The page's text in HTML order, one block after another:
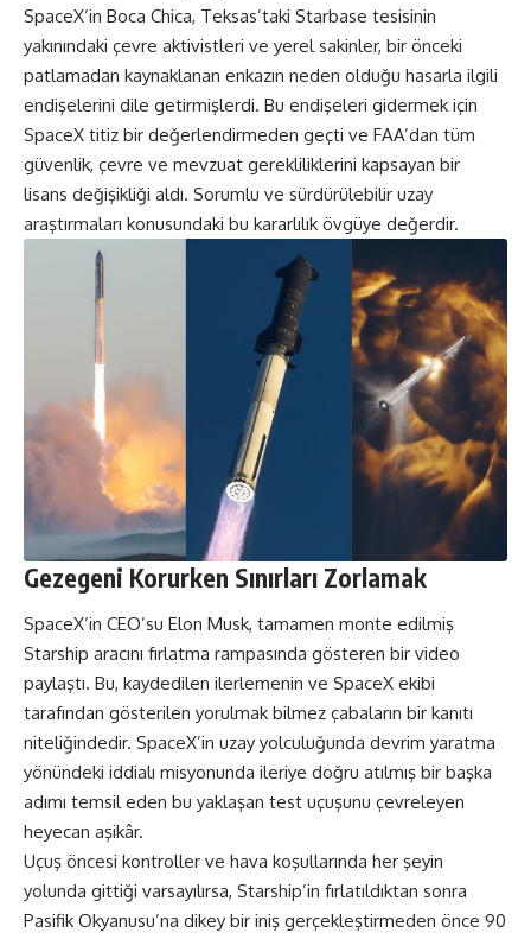
SpaceX’in Boca Chica, Teksas’taki Starbase tesisinin
yakınındaki çevre aktivistleri ve yerel sakinler, bir önceki
patlamadan kaynaklanan enkazın neden olduğu hasarla ilgili
endişelerini dile getirmişlerdi. Bu endişeleri gidermek için
SpaceX titiz bir değerlendirmeden geçti ve FAA’dan tüm
güvenlik, çevre ve mevzuat gerekliliklerini kapsayan bir
lisans değişikliği aldı. Sorumlu ve sürdürülebilir uzay
araştırmaları konusundaki bu kararlılık övgüye değerdir.
Gezegeni Korurken Sınırları Zorlamak
SpaceX’in CEO’su Elon Musk, tamamen monte edilmiş
Starship aracını fırlatma rampasında gösteren bir video
paylaştı. Bu, kaydedilen ilerlemenin ve SpaceX ekibi
tarafından gösterilen yorulmak bilmez çabaların bir kanıtı
niteliğindedir. SpaceX’in uzay yolculuğunda devrim yaratma
yönündeki iddialı misyonunda ileriye doğru atılmış bir başka
adımı temsil eden bu yaklaşan test uçuşunu çevreleyen
heyecan aşikâr.
Uçuş öncesi kontroller ve hava koşullarında her şeyin
yolunda gittiği varsayılırsa, Starship’in fırlatıldıktan sonra
Pasifik Okyanusu’na dikey bir iniş gerçekleştirmeden önce 90